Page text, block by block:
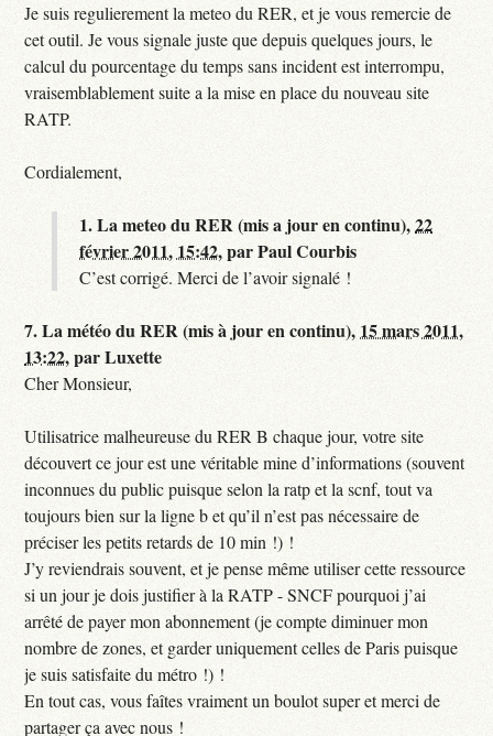
Je suis regulierement la meteo du RER, et je vous remercie de
cet outil. Je vous signale juste que depuis quelques jours, le
calcul du pourcentage du temps sans incident est interrompu,
vraisemblablement suite a la mise en place du nouveau site
RATP.
Cordialement,
1.La meteo du RER (mis a jour en continu),22
février 2011, 15:42,parPaul Courbis
C’est corrigé. Merci de l’avoir signalé !
7.La météo du RER (mis à jour en continu), 15 mars 2011,
13:22,parLuxette
Cher Monsieur,
Utilisatrice malheureuse du RER B chaque jour, votre site
découvert ce jour est une véritable mine d’informations (souvent
inconnues du public puisque selon la ratp et la scnf, tout va
toujours bien sur la ligne b et qu’il n’est pas nécessaire de
préciser les petits retards de 10 min !) !
J’y reviendrais souvent, et je pense même utiliser cette ressource
si un jour je dois justifier à la RATP - SNCF pourquoi j’ai
arrêté de payer mon abonnement (je compte diminuer mon
nombre de zones, et garder uniquement celles de Paris puisque
je suis satisfaite du métro !) !
En tout cas, vous faîtes vraiment un boulot super et merci de
partager ça avec nous !